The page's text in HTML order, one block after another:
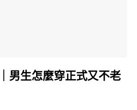
男生怎麼穿正式又不老